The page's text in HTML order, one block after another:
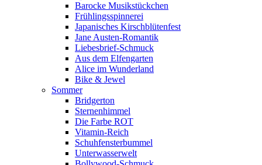
Barocke Musikstückchen
Frühlingsspinnerei
Japanisches Kirschblütenfest
Jane Austen-Romantik
Liebesbrief-Schmuck
Aus dem Elfengarten
Alice im Wunderland
Bike & Jewel
Sommer
Bridgerton
Sternenhimmel
Die Farbe ROT
Vitamin-Reich
Schuhfensterbummel
Unterwasserwelt